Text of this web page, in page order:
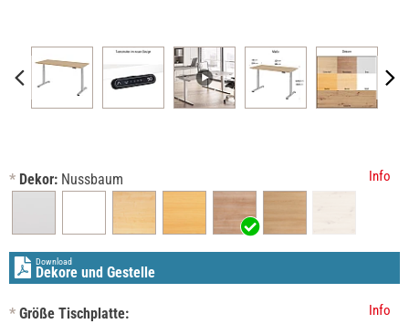
* Dekor: Nussbaum Info
Download
Dekore und Gestelle
* Größe Tischplatte: Info